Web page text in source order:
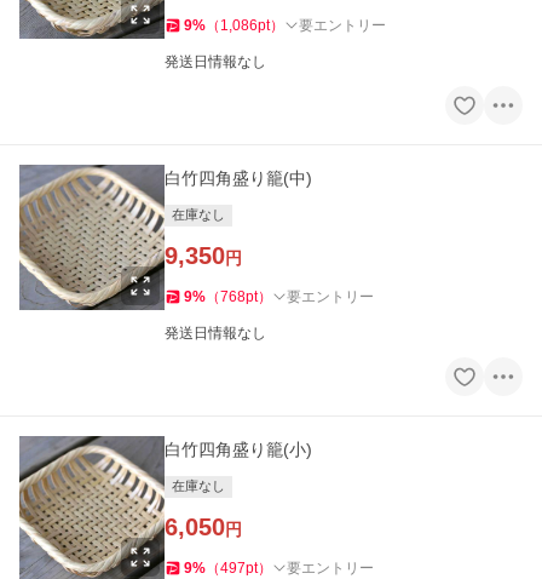
9% （ 1,086pt） 要エントリー
発送日情報なし
白竹四角盛り籠(中)
在庫なし
9,350円
9% （768pt） 要エントリー
発送日情報なし
白竹四角盛り籠(小)
在庫なし
6,050円
9% （497pt） 要エントリー